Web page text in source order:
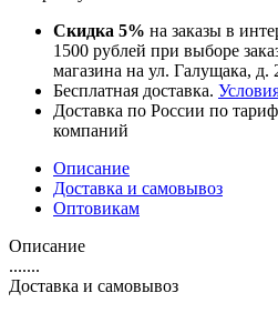
Скидка 5% на заказы в
1500 рублей при выборе
магазина на ул. Галущака, д.
Бесплатная доставка.
Доставка по России по
компаний
Описание
Доставка и самовывоз
Оптовикам
Описание
.......
Доставка и самовывоз